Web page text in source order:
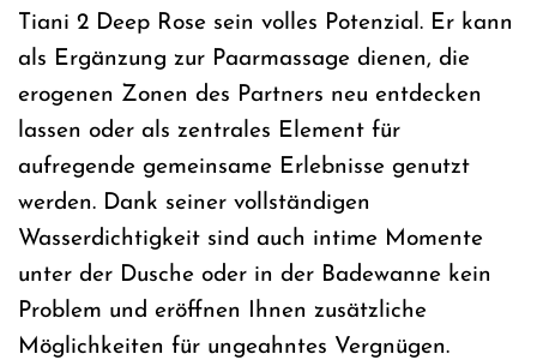
Tiani 2 Deep Rose sein volles Potenzial. Er kann
als Ergänzung zur Paarmassage dienen, die
erogenen Zonen des Partners neu entdecken
lassen oder als zentrales Element für
aufregende gemeinsame Erlebnisse genutzt
werden. Dank seiner vollständigen
Wasserdichtigkeit sind auch intime Momente
unter der Dusche oder in der Badewanne kein
Problem und eröffnen Ihnen zusätzliche
Möglichkeiten für ungeahntes Vergnügen.